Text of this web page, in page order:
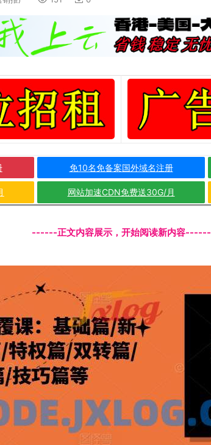
免10名免备案国外域名注册
网站加速CDN免费送30G/月
------正文内容展示，开始阅读新内容------